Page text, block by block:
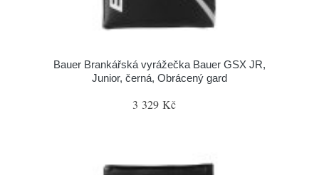
Bauer Brankářská vyrážečka Bauer GSX JR,
Junior, černá, Obrácený gard
3 329 Kč